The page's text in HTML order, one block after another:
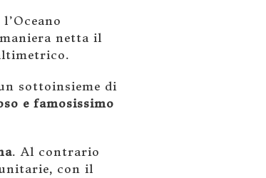
netta il
sottoinsieme di
e famosissimo
. Al contrario
con il